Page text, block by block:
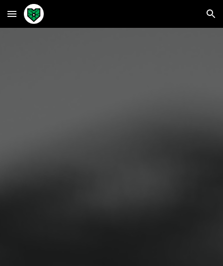
Skip to main content Skip to navigation